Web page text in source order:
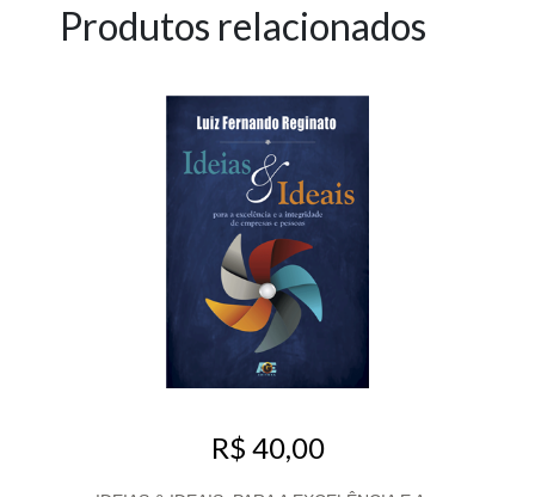
Produtos relacionados
R$ 40,00